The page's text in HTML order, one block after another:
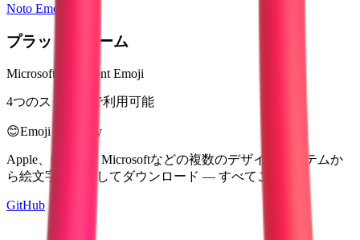
Noto Emoji
プラットフォーム
Microsoft 3D Fluent Emoji
4つのスタイルで利用可能
😊Emoji Directory
Apple、Google、Microsoftなどの複数のデザインシステムか
ら絵文字を探索してダウンロード — すべてここに。
GitHub